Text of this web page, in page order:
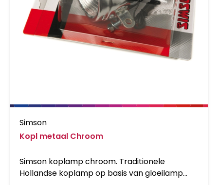
Simson
Kopl metaal Chroom
Simson koplamp chroom. Traditionele
Hollandse koplamp op basis van gloeilamp